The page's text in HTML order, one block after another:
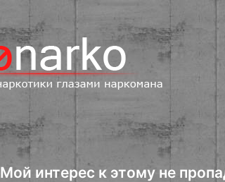
Мой интерес к этому не